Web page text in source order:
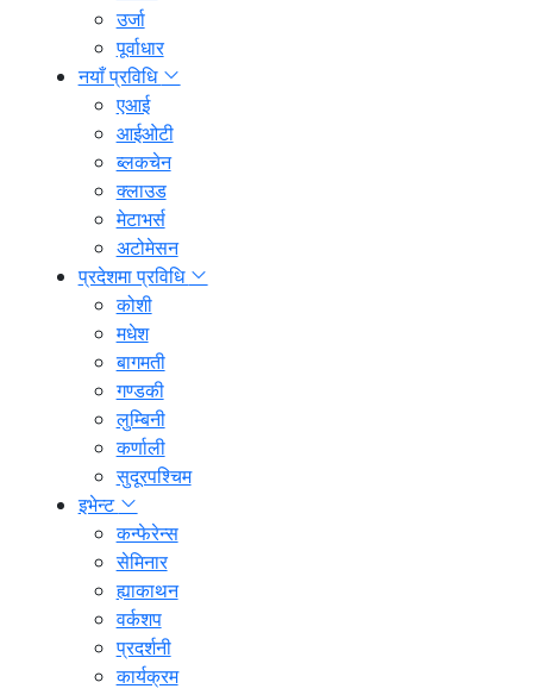
उर्जा
पूर्वाधार
नयाँ प्रविधि
एआई
आईओटी
ब्लकचेन
क्लाउड
मेटाभर्स
अटोमेसन
प्रदेशमा प्रविधि
कोशी
मधेश
बागमती
गण्डकी
लुम्बिनी
कर्णाली
सुदूरपश्चिम
इभेन्ट
कन्फेरेन्स
सेमिनार
ह्याकाथन
वर्कशप
प्रदर्शनी
कार्यक्रम